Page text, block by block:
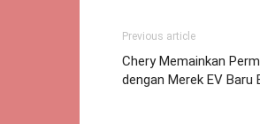
Previous article
Chery Memainkan
dengan Merek EV Baru